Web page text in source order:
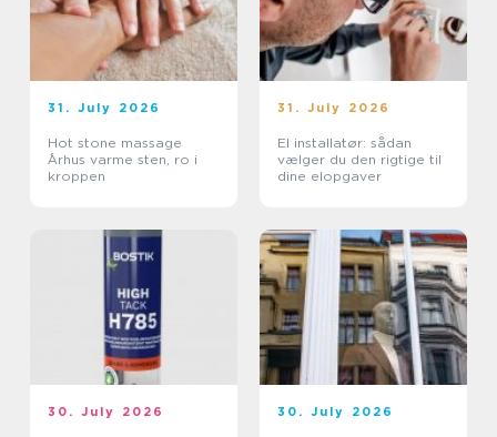
31. July 2026
Hot stone massage
Århus varme sten, ro i
kroppen
31. July 2026
El installatør: sådan
vælger du den rigtige til
dine elopgaver
30. July 2026 30. July 2026